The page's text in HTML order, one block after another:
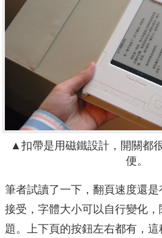
▲扣帶是用磁鐵設計，開關都
便。
筆者試讀了一下，翻頁速度還
接受，字體大小可以自行變化
題。上下頁的按鈕左右都有，